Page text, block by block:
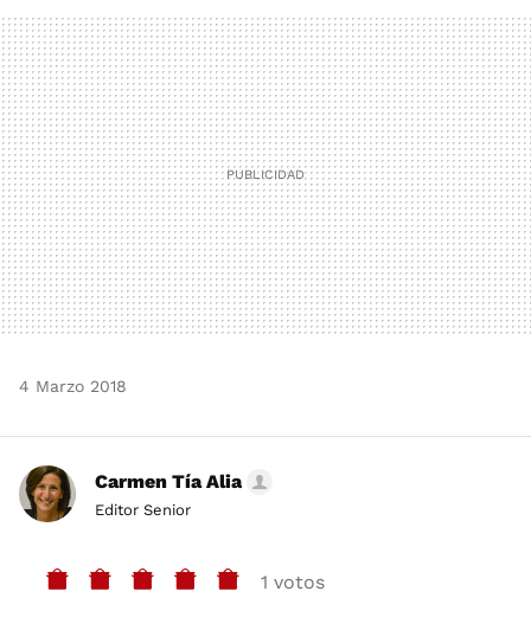
MAIL
4 Marzo 2018
Carmen Tía Alia
Editor Senior
1 votos